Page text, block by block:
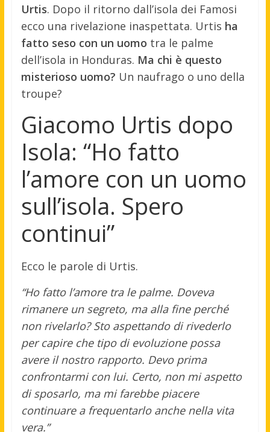
Urtis. Dopo il ritorno dall’isola dei Famosi
ecco una rivelazione inaspettata. Urtis ha
fatto seso con un uomo tra le palme
dell’isola in Honduras. Ma chi è questo
misterioso uomo? Un naufrago o uno della
troupe?
Giacomo Urtis dopo
Isola: “Ho fatto
l’amore con un uomo
sull’isola. Spero
continui”
Ecco le parole di Urtis.
“Ho fatto l’amore tra le palme. Doveva
rimanere un segreto, ma alla fine perché
non rivelarlo? Sto aspettando di rivederlo
per capire che tipo di evoluzione possa
avere il nostro rapporto. Devo prima
confrontarmi con lui. Certo, non mi aspetto
di sposarlo, ma mi farebbe piacere
continuare a frequentarlo anche nella vita
vera.”